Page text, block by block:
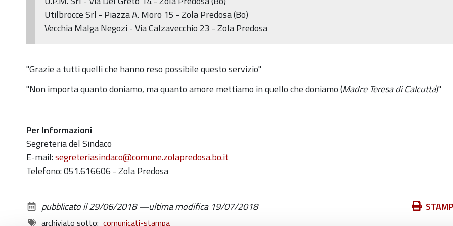
Utilbrocce Srl - Piazza A. Moro 15 - Zola Predosa (Bo)
Vecchia Malga Negozi - Via Calzavecchio 23 - Zola Predosa
"Grazie a tutti quelli che hanno reso possibile questo servizio"
"Non importa quanto doniamo, ma quanto amore mettiamo in quello che doniamo (Madre Teresa di Calcutta)"
Per Informazioni
Segreteria del Sindaco
E-mail:segreteriasindaco@comune.zolapredosa.bo.it
Telefono: 051.616606 - Zola Predosa
Azioni
pubblicato il29/06/2018—ultima modifica 19/07/2018
archiviato sotto: comunicati-stampa